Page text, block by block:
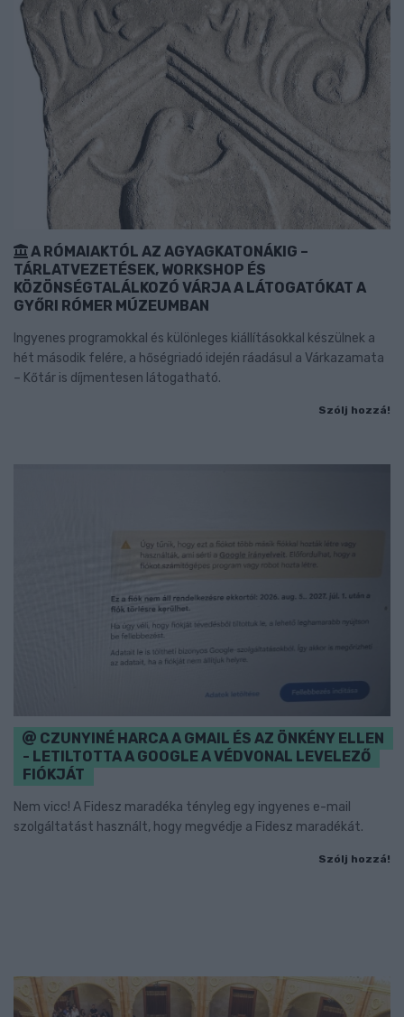
A RÓMAIAKTÓL AZ AGYAGKATONÁKIG –
TÁRLATVEZETÉSEK, WORKSHOP ÉS
KÖZÖNSÉGTALÁLKOZÓ VÁRJA A LÁTOGATÓKAT A
GYŐRI RÓMER MÚZEUMBAN
Ingyenes programokkal és különleges kiállításokkal készülnek a
hét második felére, a hőségriadó idején ráadásul a Várkazamata
– Kőtár is díjmentesen látogatható.
Szólj hozzá!
CZUNYINÉ HARCA A GMAIL ÉS AZ ÖNKÉNY ELLEN
- LETILTOTTA A GOOGLE A VÉDVONAL LEVELEZŐ
FIÓKJÁT
Nem vicc! A Fidesz maradéka tényleg egy ingyenes e-mail
szolgáltatást használt, hogy megvédje a Fidesz maradékát.
Szólj hozzá!